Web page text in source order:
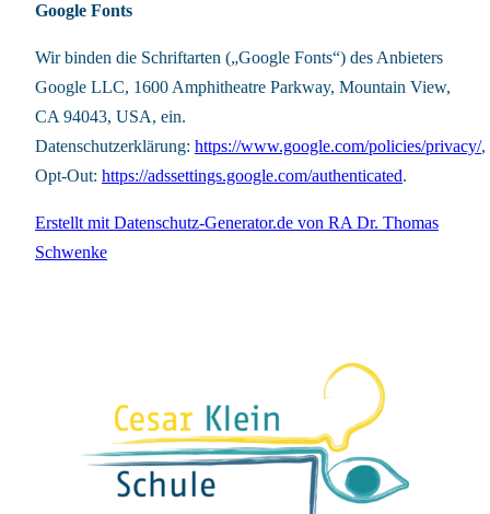
Google Fonts
Wir binden die Schriftarten („Google Fonts“) des Anbieters
Google LLC, 1600 Amphitheatre Parkway, Mountain View,
CA 94043, USA, ein.
Datenschutzerklärung: https://www.google.com/policies/privacy/,
Opt-Out: https://adssettings.google.com/authenticated.
Erstellt mit Datenschutz-Generator.de von RA Dr. Thomas
Schwenke